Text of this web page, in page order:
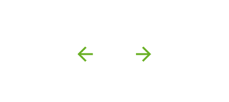
Previous Next